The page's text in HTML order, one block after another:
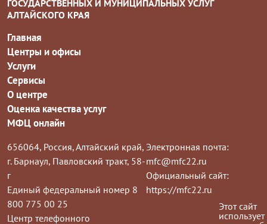
ГОСУДАРСТВЕННЫХ И МУНИЦИПАЛЬНЫХ УСЛУГ
АЛТАЙСКОГО КРАЯ
Главная
Центры и офисы
Услуги
Сервисы
О центре
Оценка качества услуг
МФЦ онлайн
656064, Россия, Алтайский край,
г. Барнаул, Павловский тракт, 58-
г
Единый федеральный номер 8
800 775 00 25
Центр телефонного
Электронная почта:
mfc@mfc22.ru
Официальный сайт:
https://mfc22.ru
Этот сайт
использует